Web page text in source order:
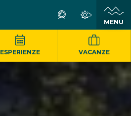
MENU
ESPERIENZE VACANZE